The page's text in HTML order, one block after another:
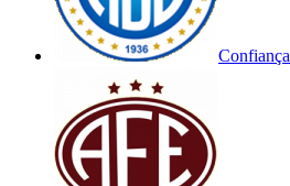
Confiança